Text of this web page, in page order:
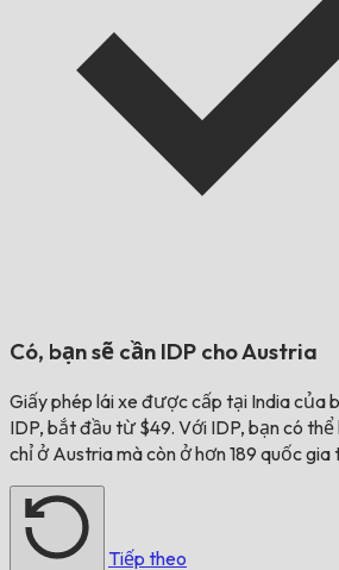
Có, bạn sẽ cần IDP choAustria
Giấy phép lái xe được cấp tại Indiacủa
IDP, bắt đầu từ $49. Với IDP, bạn có
chỉ ởAustriamà còn ở hơn 189 quốc
Tiếp theo